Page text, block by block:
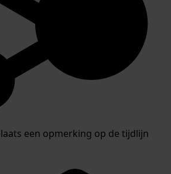
een opmerking op de tijdlijn